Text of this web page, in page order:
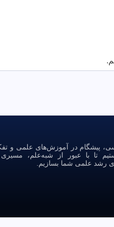
پیشگام در آموزش‌های علمی و
تا با عبور از شبه‌علم،
رشد علمی شما بسازیم.